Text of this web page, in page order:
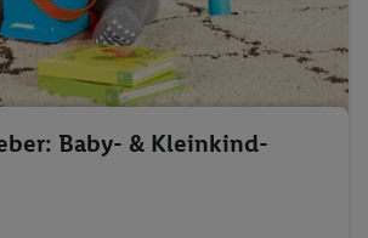
Baby- & Kleinkind-